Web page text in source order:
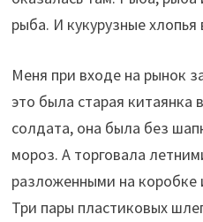
рыба. И кукурузные
Меня при входе на рынок
это была старая китаянка
солдата, она была без
мороз. А торговала
разложенными на
Три пары пластиковых